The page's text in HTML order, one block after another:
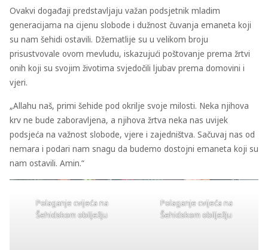
Ovakvi događaji predstavljaju važan podsjetnik mladim
generacijama na cijenu slobode i dužnost čuvanja emaneta koji
su nam šehidi ostavili. Džematlije su u velikom broju
prisustvovale ovom mevludu, iskazujući poštovanje prema žrtvi
onih koji su svojim životima svjedočili ljubav prema domovini i
vjeri.
„Allahu naš, primi šehide pod okrilje svoje milosti. Neka njihova
krv ne bude zaboravljena, a njihova žrtva neka nas uvijek
podsjeća na važnost slobode, vjere i zajedništva. Sačuvaj nas od
nemara i podari nam snagu da budemo dostojni emaneta koji su
nam ostavili. Amin.“
Polaganje cvijeća na
Šehidskom obilježju
Polaganje cvijeća na
Šehidskom obilježju